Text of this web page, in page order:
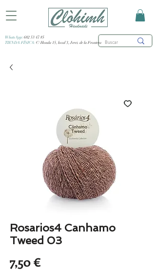
WhatsApp: 682 53 47 85
TIENDA FÍSICA: C/ Honda 15, local 3, Jerez de la Frontera
Rosarios4 Canhamo
Tweed 03
7,50 €